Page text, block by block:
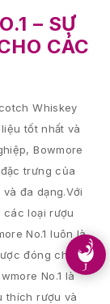
– SỰ
CÁC
Whiskey
tốt nhất và
Bowmore
trưng của
đa dạng.Với
các loại rượu
No.1 luôn là
đóng chai
No.1 là
thích rượu và